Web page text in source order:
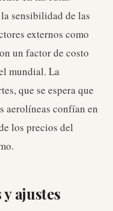
sensibilidad de las
externos como
un factor de costo
mundial. La
que se espera que
aerolíneas confían en
los precios del
ajustes